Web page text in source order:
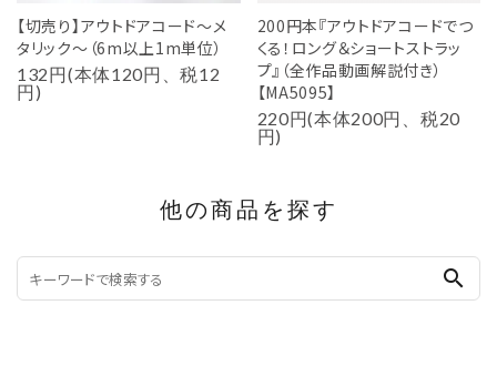
【切売り】アウトドアコード～メ
タリック～（6m以上1m単位）
132円(本体120円、税12
円)
200円本『アウトドアコードでつ
くる！ロング＆ショートストラッ
プ』（全作品動画解説付き）
【MA5095】
220円(本体200円、税20
円)
他の商品を探す
search